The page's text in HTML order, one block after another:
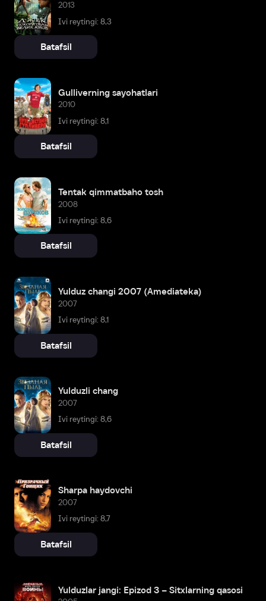
2013
Ivi reytingi: 8,3
Batafsil
Gulliverning sayohatlari
2010
Ivi reytingi: 8,1
Batafsil
Tentak qimmatbaho tosh
2008
Ivi reytingi: 8,6
Batafsil
Yulduz changi 2007 (Amediateka)
2007
Ivi reytingi: 8,1
Batafsil
Yulduzli chang
2007
Ivi reytingi: 8,6
Batafsil
Sharpa haydovchi
2007
Ivi reytingi: 8,7
Batafsil
Yulduzlar jangi: Epizod 3 – Sitxlarning qasosi